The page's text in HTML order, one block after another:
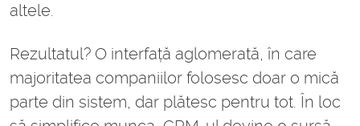
altele.
Rezultatul? O interfață aglomerată, în care
majoritatea companiilor folosesc doar o mică
parte din sistem, dar plătesc pentru tot. În loc